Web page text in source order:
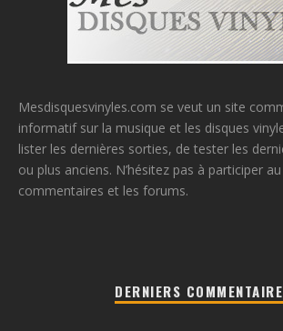
Mesdisquesvinyles.com se veut un site
informatif sur la musique et les disques
lister les dernières sorties, de tester les
ou plus anciens. N’hésitez pas à participer
commentaires et les forums.
DERNIERS